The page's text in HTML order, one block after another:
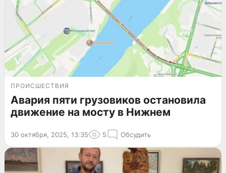
ПРОИСШЕСТВИЯ
Авария пяти грузовиков остановила
движение на мосту в Нижнем
30 октября, 2025, 13:35 5 Обсудить